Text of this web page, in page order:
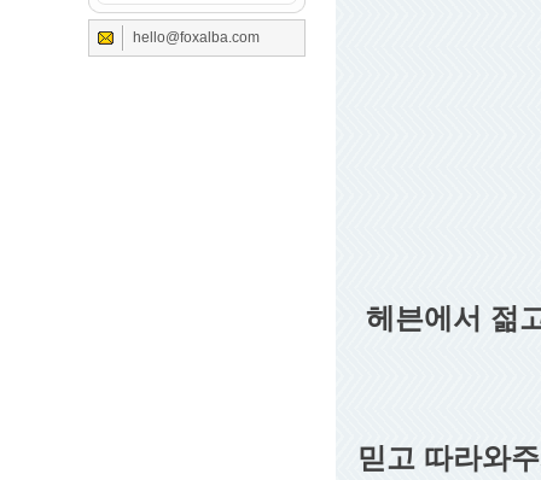
hello@foxalba.com
헤븐에서 젊
믿고 따라와